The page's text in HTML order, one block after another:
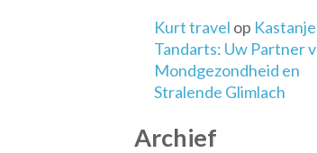
Kurt travel op
Tandarts: Uw Partner
Mondgezondheid en
Stralende Glimlach
Archief